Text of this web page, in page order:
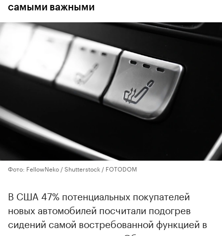
самыми важными
Фото: FellowNeko / Shutterstock / FOTODOM
В США 47% потенциальных покупателей
новых автомобилей посчитали подогрев
сидений самой востребованной функцией в